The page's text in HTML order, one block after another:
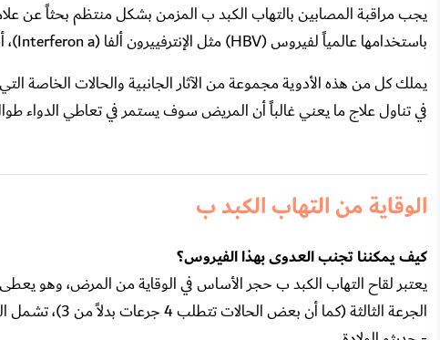
يجب مراقبة المصابين بالتهاب الكبد ب المزمن بشكل منتظم بحثاً عن
باستخدامها عالمياً لفيروس (HBV) مثل الإنترفييرون ألفا (Interferon a)، أديفوفير (Adefovir)، تينوفوفير (Tenofovir)، إنتيكافير (Entecavir)..
يملك كل من هذه الأدوية مجموعة من الآثار الجانبية والحالات الخاصة
في تناول علاج ما يعني غالباً أن المريض سوف يستمر في تعاطي الدواء
الوقاية من التهاب الكبد ب
كيف يمكننا تجنب العدوى بهذا الفيروس؟
يعتبر لقاح التهاب الكبد ب حجر الأساس في الوقاية من المرض، وهو
الجرعة الثالثة (كما أن بعض الحالات تتطلب 4 جرعات بدلاً من 3)، تشمل الفئات البشرية المرشحة لأخذ لقاح (HBV):